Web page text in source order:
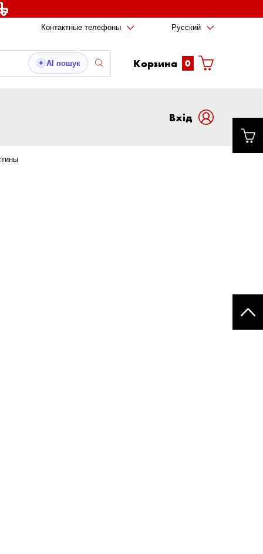
Контактные телефоны Русский
✦ AI пошук Корзина 0
Вxід